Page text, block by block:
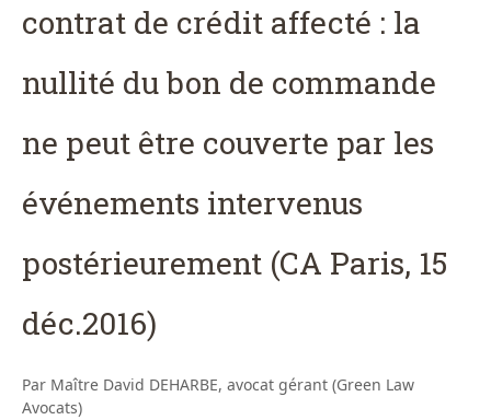
contrat de crédit affecté : la
nullité du bon de commande
ne peut être couverte par les
événements intervenus
postérieurement (CA Paris, 15
déc.2016)
Par Maître David DEHARBE, avocat gérant (Green Law
Avocats)